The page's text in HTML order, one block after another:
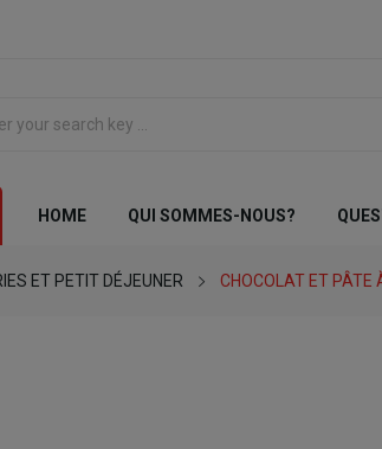
HOME QUI SOMMES-NOUS?
ET PETIT DÉJEUNER CHOCOLAT ET PÂTE